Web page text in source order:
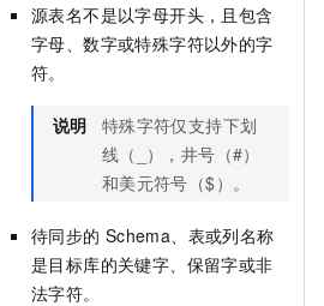
源表名不是以字母开头，且包含
字母、数字或特殊字符以外的字
符。
说明
特殊字符仅支持下划
线（_），井号（#）
和美元符号（$）。
待同步的 Schema、表或列名称
是目标库的关键字、保留字或非
法字符。